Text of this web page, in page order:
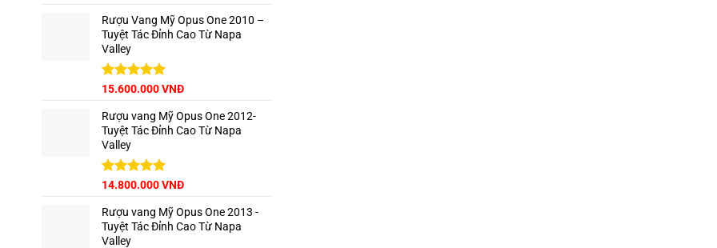
là:
22.000.000 VNĐ.
tại
là:
Rượu Vang Mỹ Opus One 2010 –
Tuyệt Tác Đỉnh Cao Từ Napa
Valley
Được xếp
5 sao
15.600.000VNĐ
Rượu vang Mỹ Opus One 2012-
Tuyệt Tác Đỉnh Cao Từ Napa
Valley
Được xếp
5 sao
14.800.000VNĐ
Rượu vang Mỹ Opus One 2013 -
Tuyệt Tác Đỉnh Cao Từ Napa
Valley